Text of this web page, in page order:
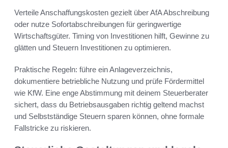
Verteile Anschaffungskosten gezielt über AfA Abschreibung
oder nutze Sofortabschreibungen für geringwertige
Wirtschaftsgüter. Timing von Investitionen hilft, Gewinne zu
glätten und Steuern Investitionen zu optimieren.
Praktische Regeln: führe ein Anlageverzeichnis,
dokumentiere betriebliche Nutzung und prüfe Fördermittel
wie KfW. Eine enge Abstimmung mit deinem Steuerberater
sichert, dass du Betriebsausgaben richtig geltend machst
und Selbstständige Steuern sparen können, ohne formale
Fallstricke zu riskieren.